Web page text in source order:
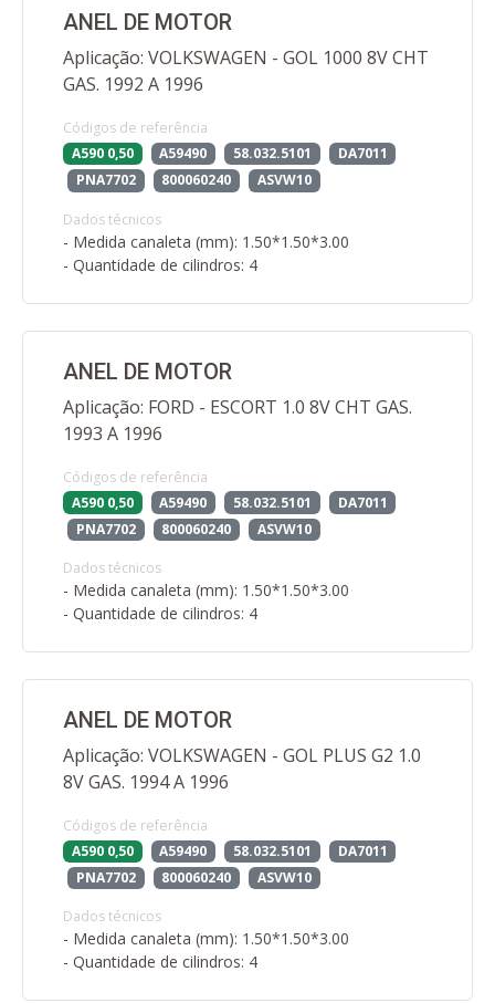
ANEL DE MOTOR
Aplicação: VOLKSWAGEN - GOL 1000 8V CHT
GAS. 1992 A 1996
Códigos de referência
A590 0,50
A59490 58.032.5101
DA7011
PNA7702
800060240 ASVW10
Dados técnicos
- Medida canaleta (mm): 1.50*1.50*3.00
- Quantidade de cilindros: 4
ANEL DE MOTOR
Aplicação: FORD - ESCORT 1.0 8V CHT GAS.
1993 A 1996
Códigos de referência
A590 0,50
A59490 58.032.5101
DA7011
PNA7702
800060240 ASVW10
Dados técnicos
- Medida canaleta (mm): 1.50*1.50*3.00
- Quantidade de cilindros: 4
ANEL DE MOTOR
Aplicação: VOLKSWAGEN - GOL PLUS G2 1.0
8V GAS. 1994 A 1996
Códigos de referência
A590 0,50
A59490 58.032.5101
DA7011
PNA7702
800060240 ASVW10
Dados técnicos
- Medida canaleta (mm): 1.50*1.50*3.00
- Quantidade de cilindros: 4